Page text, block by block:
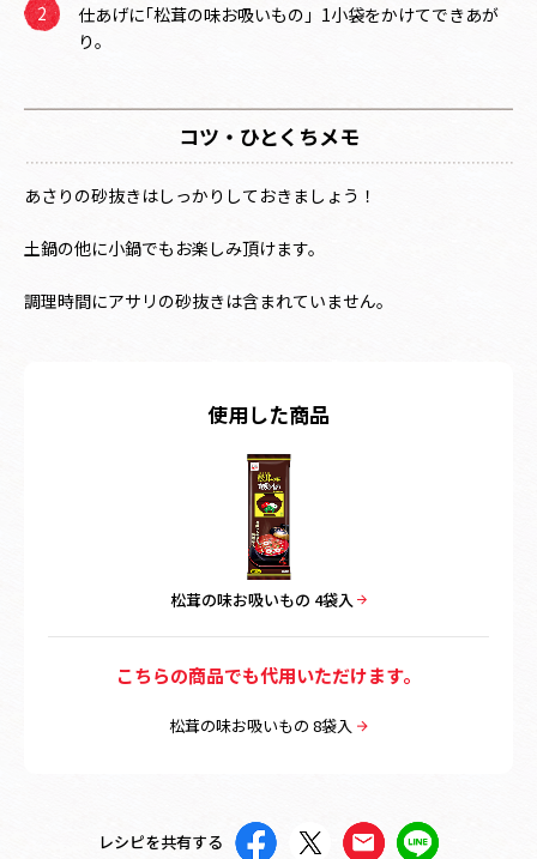
仕あげに｢松茸の味お吸いもの」1小袋をかけてできあが
り。
コツ・ひとくちメモ
あさりの砂抜きはしっかりしておきましょう！
土鍋の他に小鍋でもお楽しみ頂けます。
調理時間にアサリの砂抜きは含まれていません。
使用した商品
松茸の味お吸いもの 4袋入
こちらの商品でも代用いただけます。
松茸の味お吸いもの 8袋入
レシピを共有する